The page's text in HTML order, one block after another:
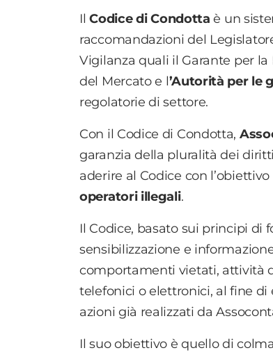
IlCodice di Condotta è un
raccomandazioni del
Vigilanza quali il Garante per
del Mercato e l’Autorità per le
regolatorie di settore.
Con il Codice di Condotta,
garanzia della pluralità dei
aderire al Codice con l’obiettivo
operatori illegali.
Il Codice, basato sui principi di
sensibilizzazione e
comportamenti vietati, attività
telefonici o elettronici, al fine
azioni già realizzati da
Il suo obiettivo è quello di